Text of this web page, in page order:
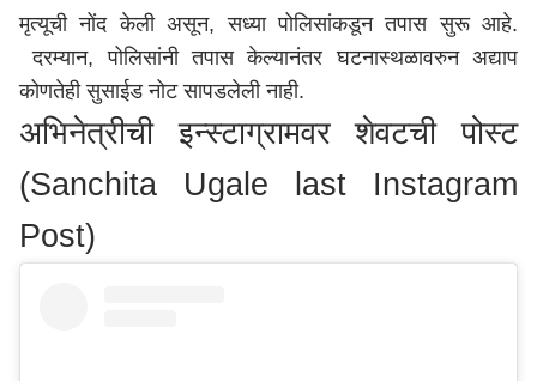
मृत्यूची नोंद केली असून, सध्या पोलिसांकडून तपास सुरू आहे.
दरम्यान, पोलिसांनी तपास केल्यानंतर घटनास्थळावरुन अद्याप
कोणतेही सुसाईड नोट सापडलेली नाही.
अभिनेत्रीची इन्स्टाग्रामवर शेवटची पोस्ट
(Sanchita Ugale last Instagram
Post)